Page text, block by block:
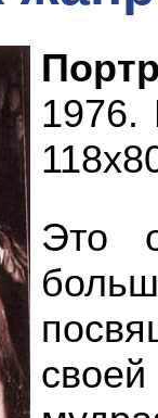
1976.
Это